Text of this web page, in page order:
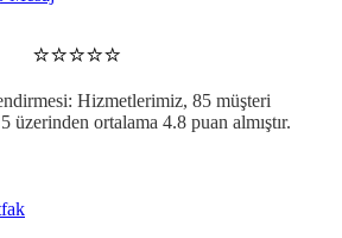
⭐⭐⭐⭐⭐
Hizmetlerimiz, 85 müşteri
üzerinden ortalama 4.8 puan almıştır.